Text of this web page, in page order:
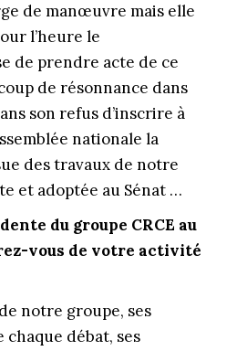
de manœuvre mais elle
l’heure le
de prendre acte de ce
de résonnance dans
son refus d’inscrire à
nationale la
des travaux de notre
et adoptée au Sénat …
du groupe CRCE au
vous de votre activité
notre groupe, ses
débat, ses